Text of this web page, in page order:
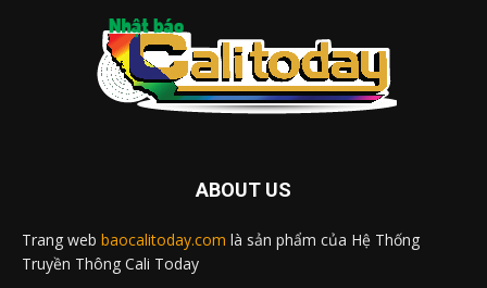
ABOUT US
Trang web baocalitoday.com là sản phẩm của Hệ Thống
Truyền Thông Cali Today